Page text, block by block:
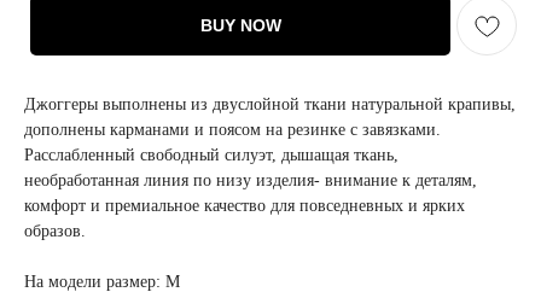
BUY NOW
Джоггеры выполнены из двуслойной ткани натуральной крапивы,
дополнены карманами и поясом на резинке с завязками.
Расслабленный свободный силуэт, дышащая ткань,
необработанная линия по низу изделия- внимание к деталям,
комфорт и премиальное качество для повседневных и ярких
образов.
На модели размер: M